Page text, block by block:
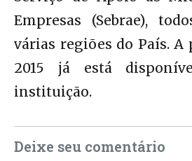
Empresas (Sebrae),
várias regiões do País. A
2015 já está
instituição.
Deixe seu comentário